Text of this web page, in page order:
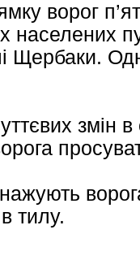
ворог
населених
змін в
тилу.